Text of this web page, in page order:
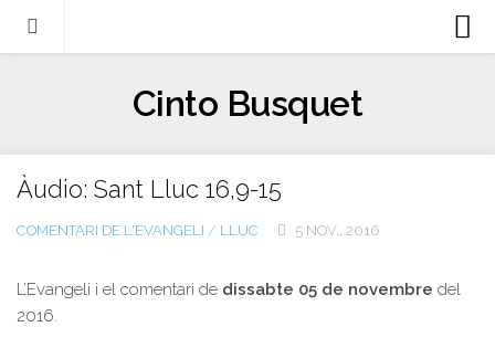
Llibres
Escrits-articles
Notícies
Italiano
Cinto Busquet
Àudio: Sant Lluc 16,9-15
COMENTARI DE L'EVANGELI / LLUC 5 NOV., 2016
L’Evangeli i el comentari de dissabte 05 de novembre del
2016.